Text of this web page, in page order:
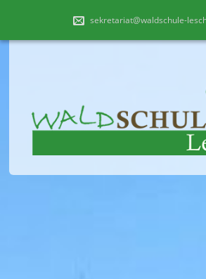
sekretariat@waldschule-